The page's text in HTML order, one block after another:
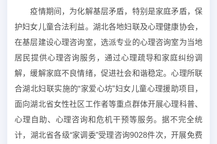
疫情期间，为化解基层矛盾，特别是家庭矛盾，保
护妇女儿童合法利益。湖北各地妇联及心理健康协会，
在基层建设心理咨询室，选派专业的心理咨询室为当地
居民提供心理咨询服务，通过心理疏导和家庭纠纷调
解，缓解家庭不良情绪，促进社会和谐稳定。心理所联
合湖北妇联实施的“家爱心坊”妇女儿童心理援助项目，
面向湖北省女性社区工作者等重点群体开展心理科普、
心理自助、心理咨询和危机干预等服务。据不完全统
计，湖北省各级“家调委”受理咨询9028件次，开展免费